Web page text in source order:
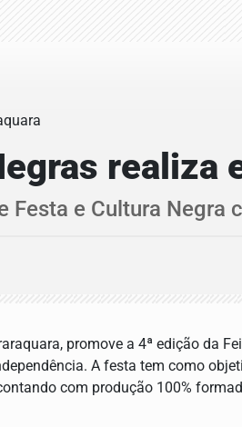
realiza
Festa e Cultura Negra
promove a 4ª edição da
A festa tem como
com produção 100%